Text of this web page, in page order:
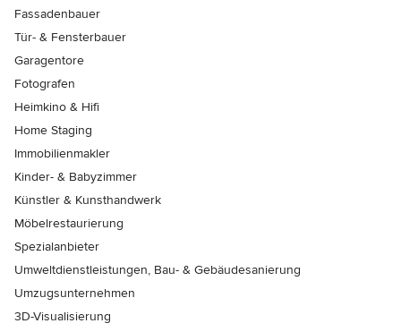
Fassadenbauer
Tür- & Fensterbauer
Garagentore
Fotografen
Heimkino & Hifi
Home Staging
Immobilienmakler
Kinder- & Babyzimmer
Künstler & Kunsthandwerk
Möbelrestaurierung
Spezialanbieter
Umweltdienstleistungen, Bau- & Gebäudesanierung
Umzugsunternehmen
3D-Visualisierung